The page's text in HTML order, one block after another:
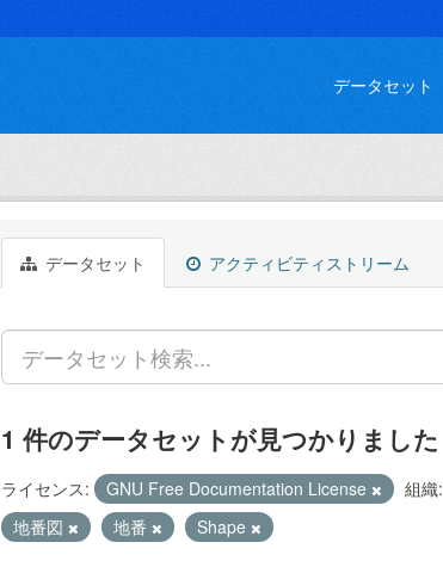
データセット
データセット アクティビティストリーム
1 件のデータセットが見つかりました
ライセンス: GNU Free Documentation License 組織:
地番図
地番 Shape